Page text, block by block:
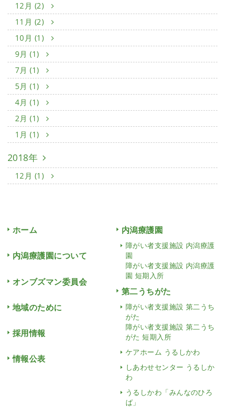
12月 (2)
11月 (2)
10月 (1)
9月 (1)
7月 (1)
5月 (1)
4月 (1)
2月 (1)
1月 (1)
2018年
12月 (1)
ホーム
内潟療護園について
オンブズマン委員会
地域のために
採用情報
情報公表
内潟療護園
障がい者支援施設 内潟療護
園
障がい者支援施設 内潟療護
園 短期入所
第二うちがた
障がい者支援施設 第二うち
がた
障がい者支援施設 第二うち
がた 短期入所
ケアホーム うるしかわ
しあわせセンター うるしか
わ
うるしかわ「みんなのひろ
ば」